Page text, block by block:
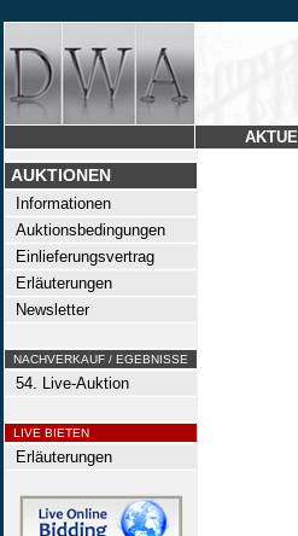
AUKTIONEN
Informationen
Auktionsbedingungen
Einlieferungsvertrag
Erläuterungen
Newsletter
NACHVERKAUF / EGEBNISSE
54. Live-Auktion
LIVE BIETEN
Erläuterungen